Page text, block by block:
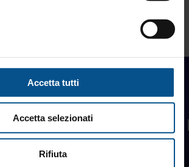
Accetta tutti
Accetta selezionati
Rifiuta
Leadership